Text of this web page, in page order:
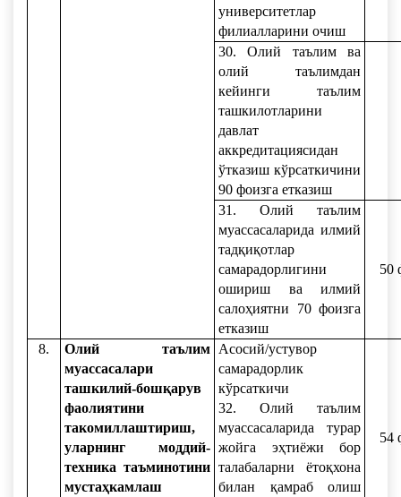
университетлар
филиалларини очиш
30. Олий таълим ва
олий таълимдан
кейинги таълим
ташкилотларини
давлат
аккредитациясидан
ўтказиш кўрсаткичини
90 фоизга етказиш
31. Олий таълим
муассасаларида илмий
тадқиқотлар
самарадорлигини
ошириш ва илмий
салоҳиятни 70 фоизга
етказиш
50
8.
Олий таълим
муассасалари
ташкилий-бошқарув
фаолиятини
такомиллаштириш,
уларнинг моддий-
техника таъминотини
мустаҳкамлаш
Асосий/устувор
самарадорлик
кўрсаткичи
32. Олий таълим
муассасаларида турар
жойга эҳтиёжи бор
талабаларни ётоқхона
билан қамраб олиш
54